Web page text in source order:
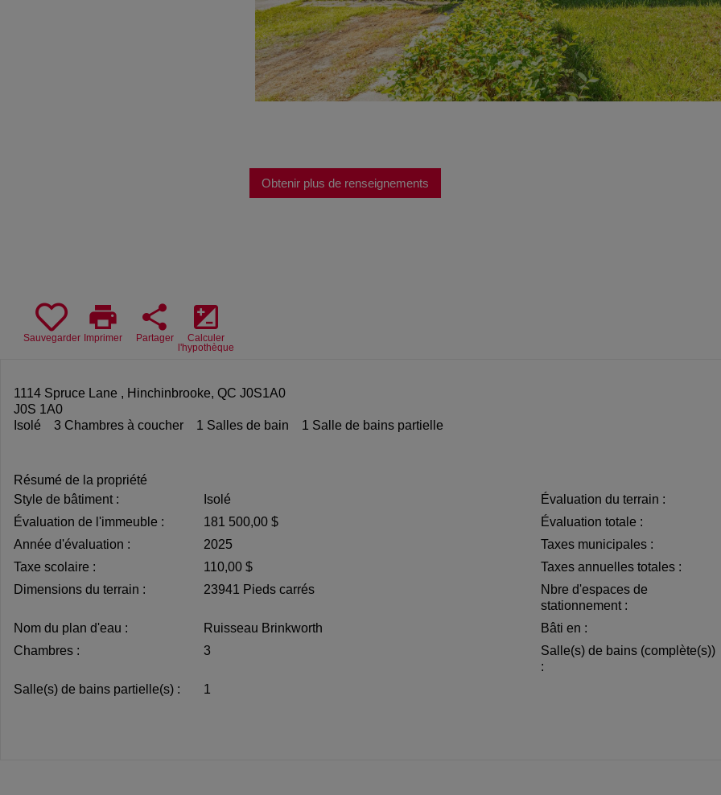
Obtenir plus de renseignements
Sauvegarder
print
Imprimer
share
Partager
iso
Calculer
l'hypothèque
1114 Spruce Lane , Hinchinbrooke, QC J0S1A0
J0S 1A0
Isolé
3 Chambres à coucher 1 Salles de bain 1 Salle de bains partielle
Résumé de la propriété
Style de bâtiment :
Isolé Évaluation du terrain :
Évaluation de l'immeuble :
181 500,00 $ Évaluation totale :
Année d'évaluation :
2025 Taxes municipales :
Taxe scolaire :
110,00 $ Taxes annuelles totales :
Dimensions du terrain :
23941 Pieds carrés
Nbre d'espaces de
stationnement :
Nom du plan d'eau : Ruisseau Brinkworth Bâti en :
Chambres :
3
Salle(s) de bains (complète(s))
:
Salle(s) de bains partielle(s) : 1